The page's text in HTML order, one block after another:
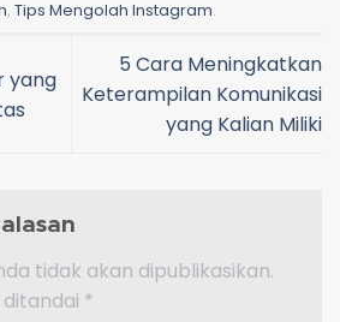
, Tips Mengolah Instagram.
yang
5 Cara Meningkatkan
Keterampilan Komunikasi
yang Kalian Miliki
tidak akan dipublikasikan.
ditandai *